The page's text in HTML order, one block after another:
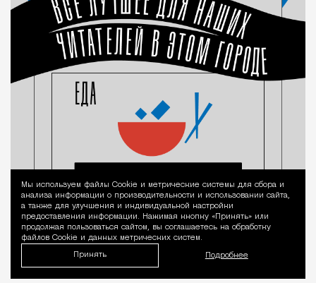
Уведомление
Мы используем файлы Сookie и метрические системы для сбора и
анализа информации о производительности и использовании сайта,
а также для улучшения и индивидуальной настройки
предоставления информации. Нажимая кнопку «Принять» или
продолжая пользоваться сайтом, вы соглашаетесь на обработку
файлов Cookie и данных метрических систем.
Принять Подробнее